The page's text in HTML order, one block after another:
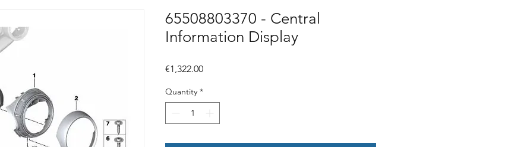
65508803370 - Central
Information Display
€1,322.00Price
Quantity *